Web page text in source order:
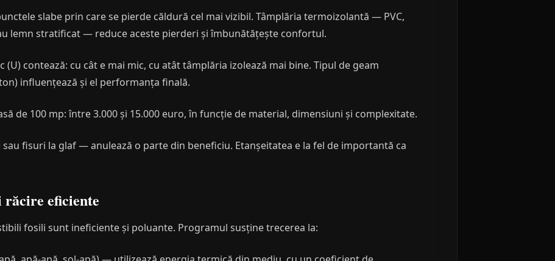
slabe prin care se pierde căldură cel mai vizibil. Tâmplăria termoizolantă — PVC,
lemn stratificat — reduce aceste pierderi și îmbunătățește confortul.
contează: cu cât e mai mic, cu atât tâmplăria izolează mai bine. Tipul de geam
influențează și el performanța finală.
de 100 mp: între 3.000 și 15.000 euro, în funcție de material, dimensiuni și complexitate.
fisuri la glaf — anulează o parte din beneficiu. Etanșeitatea e la fel de importantă ca
răcire eficiente
fosili sunt ineficiente și poluante. Programul susține trecerea la: